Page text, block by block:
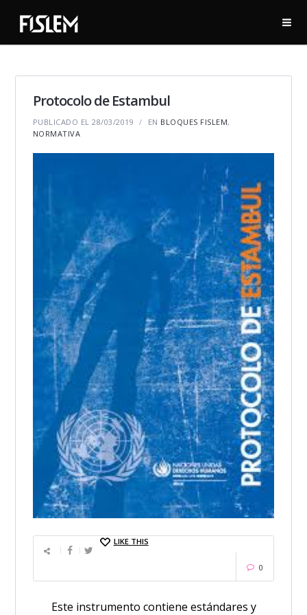
Protocolo de Estambul
PUBLICADO EL 28/03/2019 EN BLOQUES FISLEM,
NORMATIVA
LIKE THIS
0
Este instrumento contiene estándares y